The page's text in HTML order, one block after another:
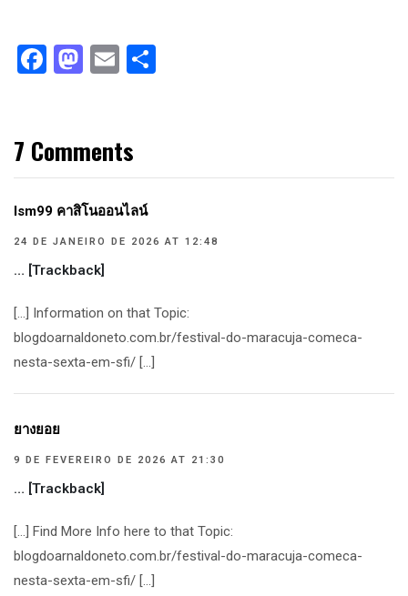
Facebook
Mastodon
Email
7 Comments
lsm99 คาสิโนออนไลน์
24 DE JANEIRO DE 2026 AT 12:48
… [Trackback]
[…] Information on that Topic:
blogdoarnaldoneto.com.br/festival-do-maracuja-comeca-
nesta-sexta-em-sfi/ […]
ยางยอย
9 DE FEVEREIRO DE 2026 AT 21:30
… [Trackback]
[…] Find More Info here to that Topic:
blogdoarnaldoneto.com.br/festival-do-maracuja-comeca-
nesta-sexta-em-sfi/ […]